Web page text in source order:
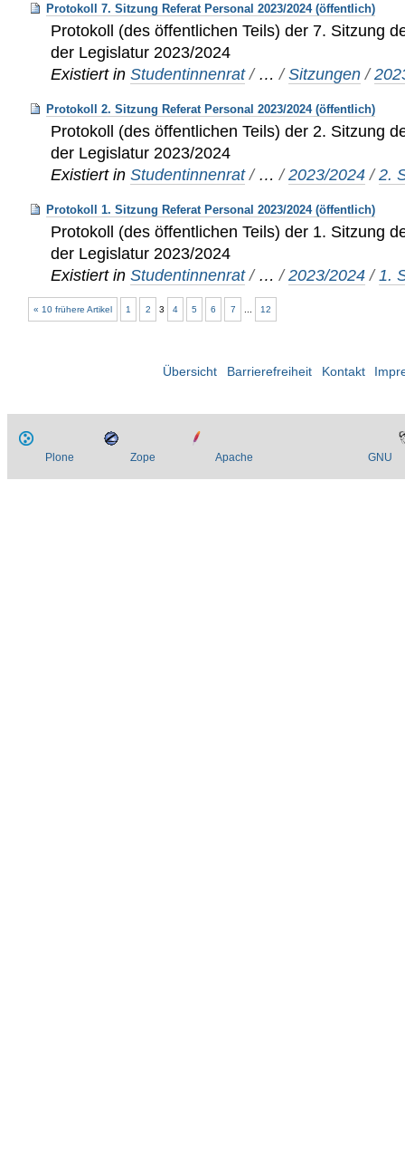
Protokoll 7. Sitzung Referat Personal 2023/2024 (öffentlich)
Protokoll (des öffentlichen Teils) der 7. Sitzung
der Legislatur 2023/2024
Existiert in Studentinnenrat / …/Sitzungen /
Protokoll 2. Sitzung Referat Personal 2023/2024 (öffentlich)
Protokoll (des öffentlichen Teils) der 2. Sitzung
der Legislatur 2023/2024
Existiert in Studentinnenrat / …/2023/2024 /2.
Protokoll 1. Sitzung Referat Personal 2023/2024 (öffentlich)
Protokoll (des öffentlichen Teils) der 1. Sitzung
der Legislatur 2023/2024
Existiert in Studentinnenrat / …/2023/2024 / 1.
« 10 frühere Artikel 1 2 3 4 5 6 7 12
Übersicht Barrierefreiheit Kontakt
Plone Zope Apache GNU